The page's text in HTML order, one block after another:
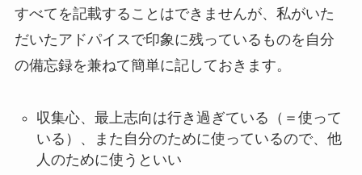
すべてを記載することはできませんが、私がいた
だいたアドパイスで印象に残っているものを自分
の備忘録を兼ねて簡単に記しておきます。
収集心、最上志向は行き過ぎている（＝使って
いる）、また自分のために使っているので、他
人のために使うといい